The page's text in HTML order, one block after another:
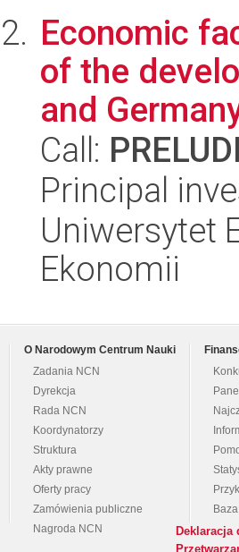
Economic
of the
and
Call:
Principal
Uniwersytet
Ekonomii
O Narodowym Centrum Nauki
Zadania NCN
Dyrekcja
Rada NCN
Koordynatorzy
Struktura
Akty prawne
Oferty pracy
Zamówienia publiczne
Nagroda NCN
Deklaracja